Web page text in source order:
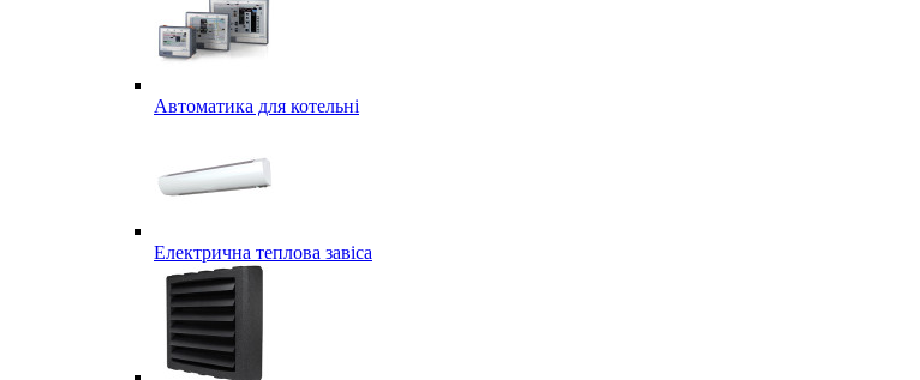
Автоматика для котельні
Електрична теплова завіса